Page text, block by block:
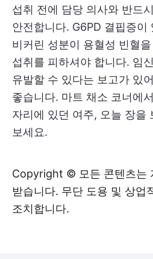
섭취 전에 담당 의사와 반드
안전합니다. G6PD 결핍증이
비커린 성분이 용혈성 빈혈
섭취를 피하셔야 합니다. 임
유발할 수 있다는 보고가 있
좋습니다. 마트 채소 코너에
자리에 있던 여주, 오늘 장을
보세요.
Copyright © 모든 콘텐츠는
받습니다. 무단 도용 및 상업
조치합니다.